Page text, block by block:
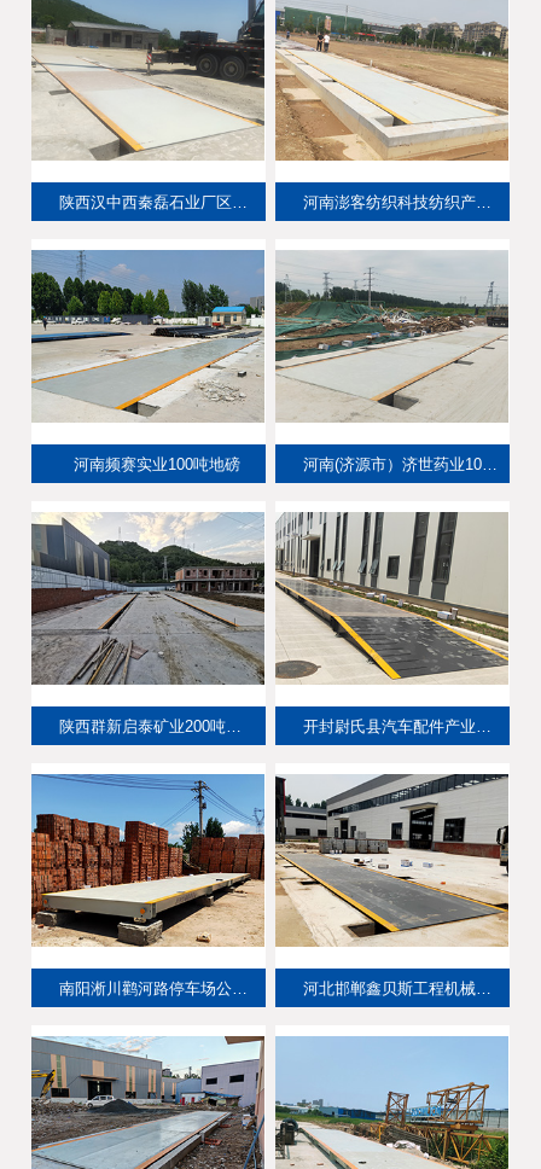
陕西汉中西秦磊石业厂区150吨地磅 河南澎客纺织科技纺织产业园100吨地磅
河南频赛实业100吨地磅 河南(济源市）济世药业100吨地磅
陕西群新启泰矿业200吨双向双台地磅
南阳淅川鹳河路停车场公平地磅200吨 河北邯郸鑫贝斯工程机械制造厂100吨地磅